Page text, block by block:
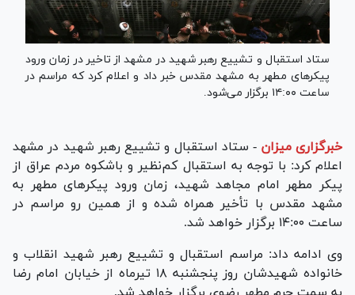
ستاد استقبال و تشییع رهبر شهید در مشهد از تاخیر در زمان ورود
پیکر‌های مطهر به مشهد مقدس خبر داد و اعلام کرد که مراسم در
ساعت ۱۴:۰۰ برگزار می‌شود.
خبرگزاری میزان - ستاد استقبال و تشییع رهبر شهید در مشهد
اعلام کرد: با توجه به استقبال کم‌نظیر و باشکوه مردم عراق از
پیکر مطهر امام مجاهد شهید، زمان ورود پیکر‌های مطهر به
مشهد مقدس با تأخیر همراه شده و از همین رو مراسم در
ساعت ۱۴:۰۰ برگزار خواهد شد.
وی ادامه داد: مراسم استقبال و تشییع رهبر شهید انقلاب و
خانواده شهیدشان روز پنجشنبه ۱۸ تیرماه از خیابان امام رضا